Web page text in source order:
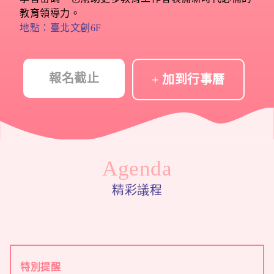
教育領導力。
地點：臺北文創6F
報名截止 + 加到行事曆
Agenda
精彩議程
特別提醒